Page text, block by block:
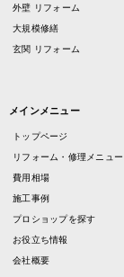
外壁 リフォーム
大規模修繕
玄関 リフォーム
メインメニュー
トップページ
リフォーム・修理メニュー
費用相場
施工事例
プロショップを探す
お役立ち情報
会社概要